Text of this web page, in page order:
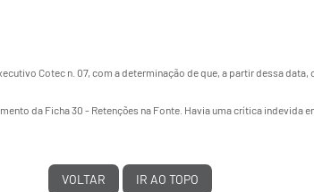
Cotec n. 07, com a determinação de que, a partir dessa data,
da Ficha 30 - Retenções na Fonte. Havia uma crítica
VOLTAR IR AO TOPO